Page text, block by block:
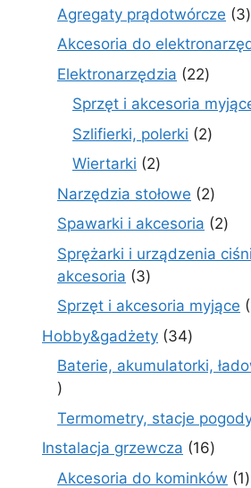
Agregaty prądotwórcze 33
Akcesoria do
Elektronarzędzia 2222
Sprzęt i akcesoria
Szlifierki, polerki 22
Wiertarki 22
produkty
Narzędzia stołowe 22
Spawarki i akcesoria 22
Sprężarki i urządzenia
akcesoria
33
produkty
Sprzęt i akcesoria myjące
Hobby&gadżety 3434
produkty
Baterie, akumulatorki,
30
produktów
Termometry, stacje
Instalacja grzewcza 1616
Akcesoria do kominków 11